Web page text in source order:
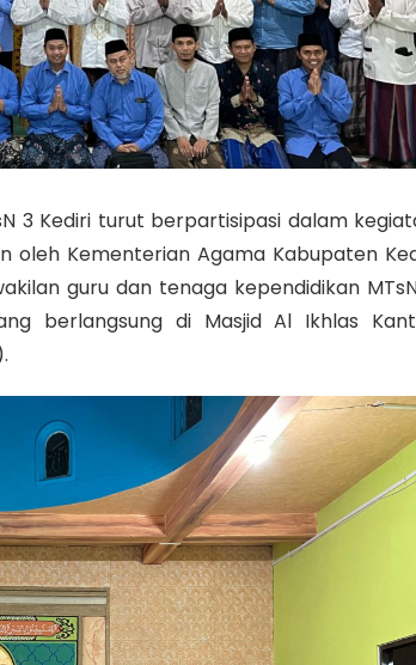
3 Kediri turut berpartisipasi dalam
oleh Kementerian Agama Kabupaten
guru dan tenaga kependidikan
berlangsung di Masjid Al Ikhlas